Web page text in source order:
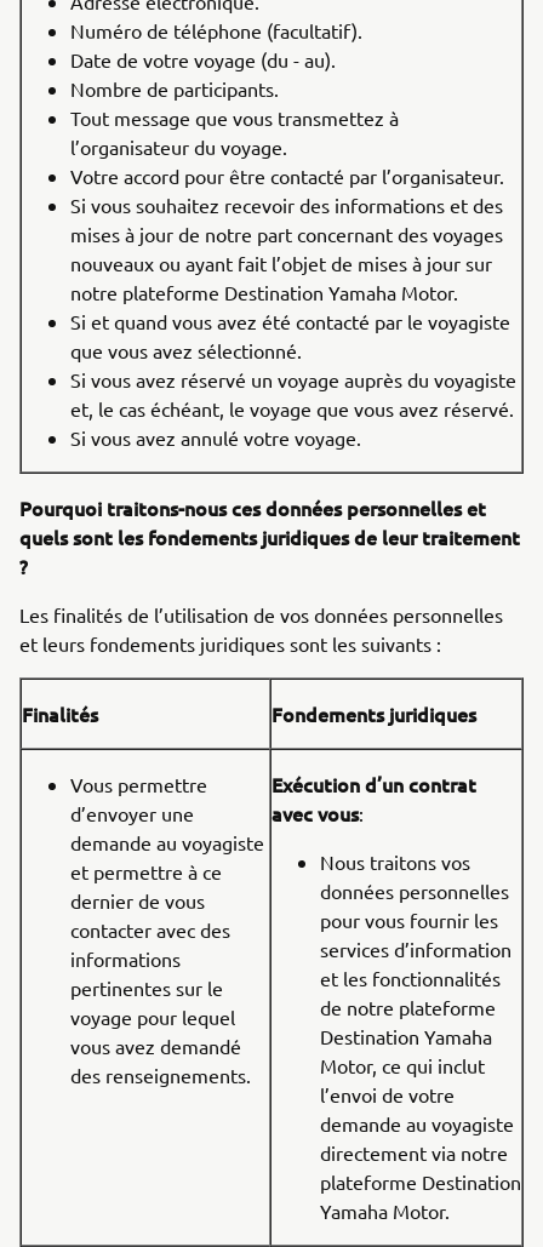
Numéro de téléphone (facultatif).
Date de votre voyage (du - au).
Nombre de participants.
Tout message que vous transmettez à
l’organisateur du voyage.
Votre accord pour être contacté par l’organisateur.
Si vous souhaitez recevoir des informations et des
mises à jour de notre part concernant des voyages
nouveaux ou ayant fait l’objet de mises à jour sur
notre plateforme Destination Yamaha Motor.
Si et quand vous avez été contacté par le voyagiste
que vous avez sélectionné.
Si vous avez réservé un voyage auprès du voyagiste
et, le cas échéant, le voyage que vous avez réservé.
Si vous avez annulé votre voyage.
Pourquoi traitons-nous ces données personnelles et
quels sont les fondements juridiques de leur traitement
?
Les finalités de l’utilisation de vos données personnelles
et leurs fondements juridiques sont les suivants :
Finalités Fondements juridiques
Vous permettre
d’envoyer une
demande au voyagiste
et permettre à ce
dernier de vous
contacter avec des
informations
pertinentes sur le
voyage pour lequel
vous avez demandé
des renseignements.
Exécution d’un contrat
avec vous:
Nous traitons vos
données personnelles
pour vous fournir les
services d’information
et les fonctionnalités
de notre plateforme
Destination Yamaha
Motor, ce qui inclut
l’envoi de votre
demande au voyagiste
directement via notre
plateforme Destination
Yamaha Motor.